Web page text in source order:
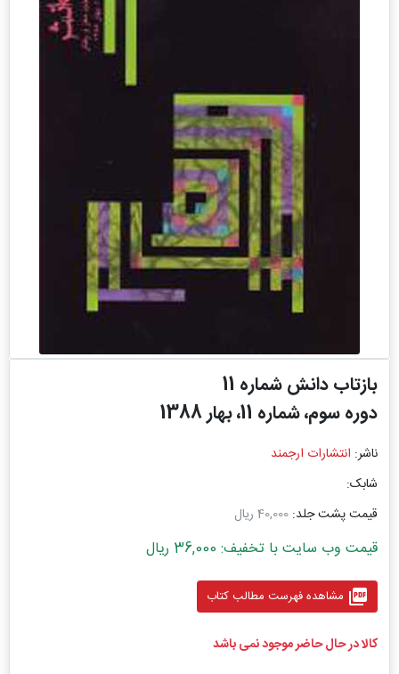
بازتاب دانش شماره 11
دوره سوم، شماره 11، بهار 1388
ناشر: انتشارات ارجمند
شابک:
قیمت پشت جلد: 40,000 ریال
قیمت وب سایت با تخفیف: 36,000 ریال
picture_as_pdf مشاهده فهرست مطالب کتاب
کالا در حال حاضر موجود نمی باشد